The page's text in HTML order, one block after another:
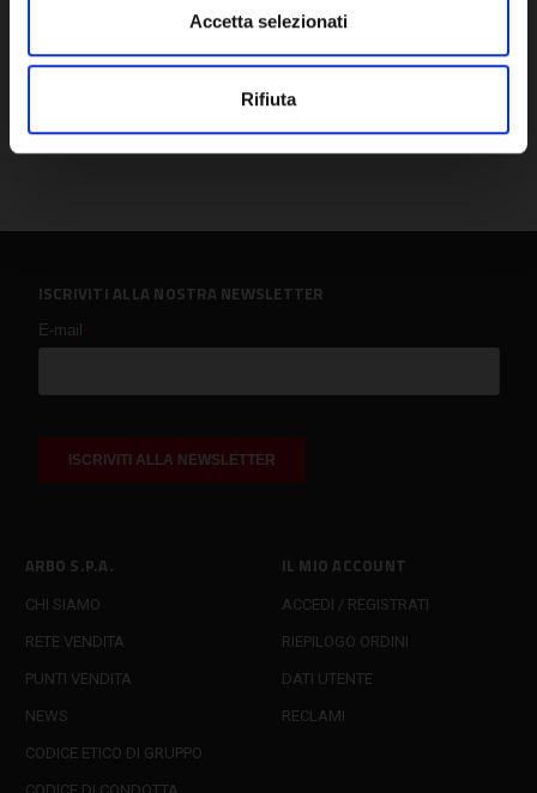
Accetta selezionati
Rifiuta
ARBO S.P.A.
CHI SIAMO
RETE VENDITA
PUNTI VENDITA
NEWS
CODICE ETICO DI GRUPPO
IL MIO ACCOUNT
ACCEDI / REGISTRATI
RIEPILOGO ORDINI
DATI UTENTE
RECLAMI
ISCRIVITI ALLA NOSTRA NEWSLETTER